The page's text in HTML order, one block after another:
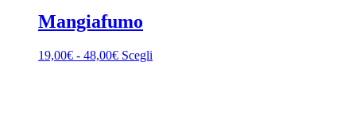
Mangiafumo
19,00€ - 48,00€ Scegli